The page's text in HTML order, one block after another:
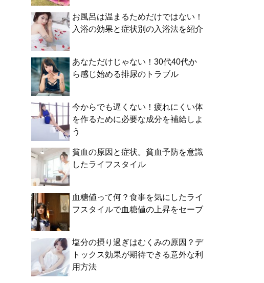
お風呂は温まるためだけではない！
入浴の効果と症状別の入浴法を紹介
あなただけじゃない！30代40代か
ら感じ始める排尿のトラブル
今からでも遅くない！疲れにくい体
を作るために必要な成分を補給しよ
う
貧血の原因と症状。貧血予防を意識
したライフスタイル
血糖値って何？食事を気にしたライ
フスタイルで血糖値の上昇をセーブ
塩分の摂り過ぎはむくみの原因？デ
トックス効果が期待できる意外な利
用方法